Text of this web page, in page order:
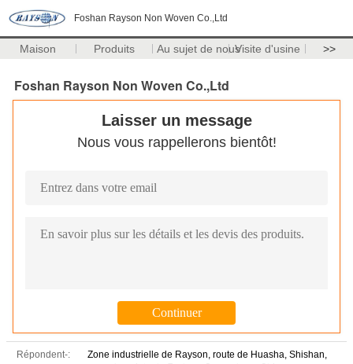
Foshan Rayson Non Woven Co.,Ltd
Maison Produits Au sujet de nousVisite d'usine >>
Foshan Rayson Non Woven Co.,Ltd
Laisser un message
Nous vous rappellerons bientôt!
Répondent-:
Zone industrielle de Rayson, route de Huasha, Shishan,